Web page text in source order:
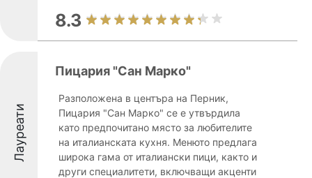
8.3
Лауреати
Пицария "Сан Марко"
Разположена в центъра на Перник,
Пицария "Сан Марко" се е утвърдила
като предпочитано място за любителите
на италианската кухня. Менюто предлага
широка гама от италиански пици, както и
други специалитети, включващи акценти